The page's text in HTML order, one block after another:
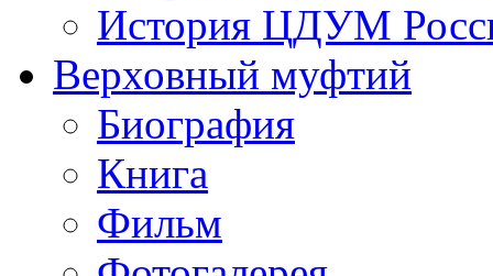
История ЦДУМ
Верховный муфтий
Биография
Книга
Фильм